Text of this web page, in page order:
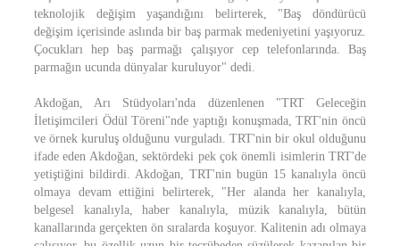
teknolojik değişim yaşandığını belirterek, "Baş döndürücü
değişim içerisinde aslında bir baş parmak medeniyetini yaşıyoruz.
Çocukları hep baş parmağı çalışıyor cep telefonlarında. Baş
parmağın ucunda dünyalar kuruluyor" dedi.
Akdoğan, Arı Stüdyoları'nda düzenlenen "TRT Geleceğin
İletişimcileri Ödül Töreni"nde yaptığı konuşmada, TRT'nin öncü
ve örnek kuruluş olduğunu vurguladı. TRT'nin bir okul olduğunu
ifade eden Akdoğan, sektördeki pek çok önemli isimlerin TRT'de
yetiştiğini bildirdi. Akdoğan, TRT'nin bugün 15 kanalıyla öncü
olmaya devam ettiğini belirterek, "Her alanda her kanalıyla,
belgesel kanalıyla, haber kanalıyla, müzik kanalıyla, bütün
kanallarında gerçekten ön sıralarda koşuyor. Kalitenin adı olmaya